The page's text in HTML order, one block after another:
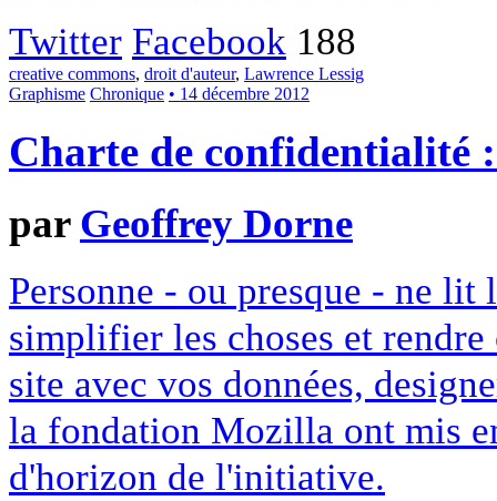
Twitter Facebook 188
creative commons, droit d'auteur, Lawrence Lessig
Graphisme Chronique • 14 décembre 2012
Charte de confidentialité
par Geoffrey Dorne
Personne - ou presque - ne
simplifier les choses et
site avec vos données,
la fondation Mozilla ont mis
d'horizon de l'initiative.